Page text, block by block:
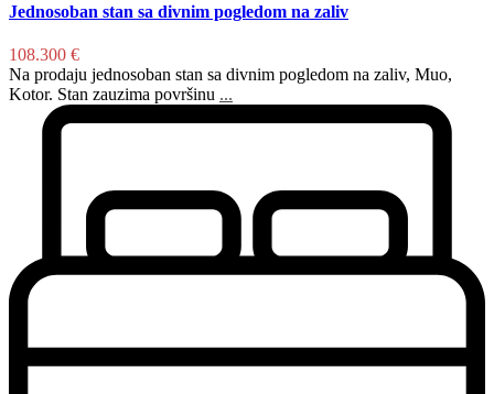
Jednosoban stan sa divnim pogledom na zaliv
108.300 €
Na prodaju jednosoban stan sa divnim pogledom na zaliv, Muo,
Kotor. Stan zauzima površinu ...